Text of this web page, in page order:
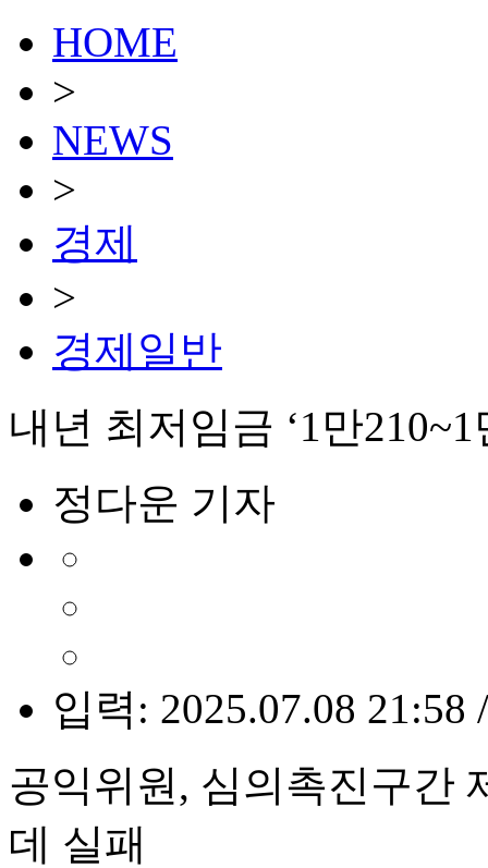
HOME
>
NEWS
>
경제
>
경제일반
내년 최저임금 ‘1만
정다운 기자
입력: 2025.07.08 21:58
공익위원, 심의촉진구간
데 실패